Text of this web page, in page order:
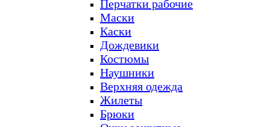
Перчатки рабочие
Маски
Каски
Дождевики
Костюмы
Наушники
Верхняя одежда
Жилеты
Брюки